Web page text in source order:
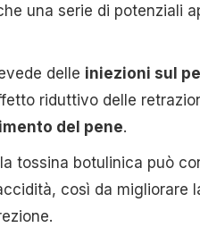
una serie di potenziali
delle iniezioni sul
riduttivo delle
del pene.
tossina botulinica può
così da migliorare